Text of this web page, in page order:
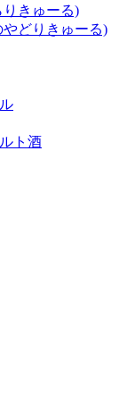
きゅーる)
どりきゅーる)
ト酒